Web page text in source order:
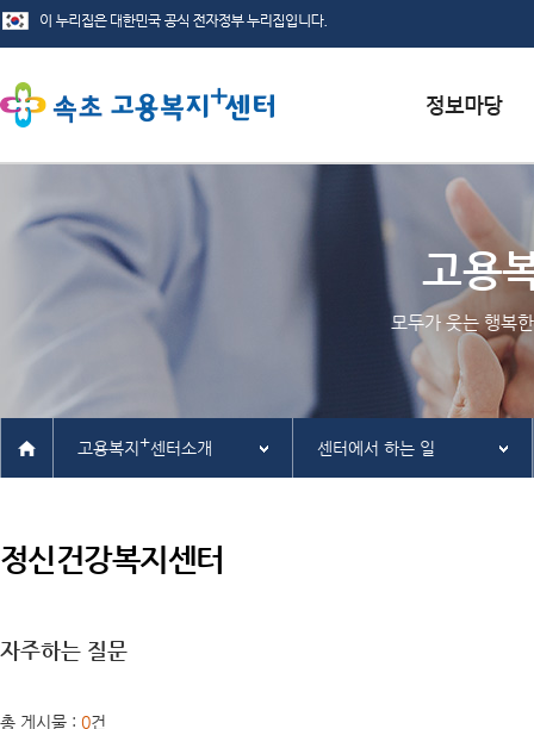
서식자료실
채용정보
인재정보
관련사이트
고용
모두가 웃는 행복
고용복지 +센터소개 센터에서 하는 일
정신건강복지센터
자주하는 질문
총 게시물 : 0건